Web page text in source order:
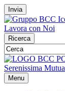
Invia
Lavora con Noi
Ricerca
Serenissima Mutua
Menu